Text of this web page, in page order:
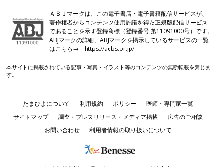
ＡＢＪマークは、この電子書店・電子書籍配信サービスが、
著作権者からコンテンツ使用許諾を得た正規版配信サービス
であることを示す登録商標（登録番号 第11091000号）です。
ABJマークの詳細、ABJマークを掲示しているサービスの一覧
はこちら→https://aebs.or.jp/
本サイトに掲載されている記事・写真・イラスト等のコンテンツの無断転載を禁じま
す。
たまひよについて 利用規約 ポリシー
医師・専門家一覧
サイトマップ
調査・プレスリリース・メディア掲載
広告のご相談
お問い合わせ
利用者情報の取り扱いについて